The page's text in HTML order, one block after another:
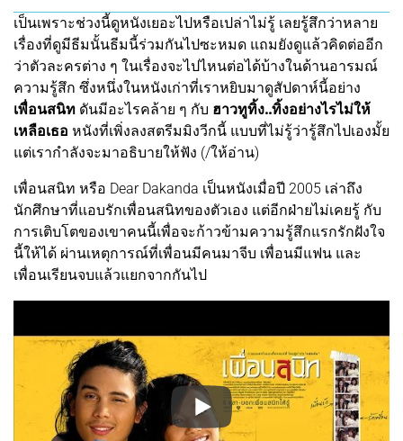
เป็นเพราะช่วงนี้ดูหนังเยอะไปหรือเปล่าไม่รู้ เลยรู้สึกว่าหลาย
เรื่องที่ดูมีธีมนั้นธีมนี้ร่วมกันไปซะหมด แถมยังดูแล้วคิดต่ออีก
ว่าตัวละครต่าง ๆ ในเรื่องจะไปไหนต่อได้บ้างในด้านอารมณ์
ความรู้สึก ซึ่งหนึ่งในหนังเก่าที่เราหยิบมาดูสัปดาห์นี้อย่าง
เพื่อนสนิท ดันมีอะไรคล้าย ๆ กับ ฮาวทูทิ้ง..ทิ้งอย่างไรไม่ให้
เหลือเธอ หนังที่เพิ่งลงสตรีมมิงวีกนี้ แบบที่ไม่รู้ว่ารู้สึกไปเองมั้ย
แต่เรากำลังจะมาอธิบายให้ฟัง (/ให้อ่าน)
เพื่อนสนิท หรือ Dear Dakanda เป็นหนังเมื่อปี 2005 เล่าถึง
นักศึกษาที่แอบรักเพื่อนสนิทของตัวเอง แต่อีกฝ่ายไม่เคยรู้ กับ
การเติบโตของเขาคนนี้เพื่อจะก้าวข้ามความรู้สึกแรกรักฝังใจ
นี้ให้ได้ ผ่านเหตุการณ์ที่เพื่อนมีคนมาจีบ เพื่อนมีแฟน และ
เพื่อนเรียนจบแล้วแยกจากกันไป